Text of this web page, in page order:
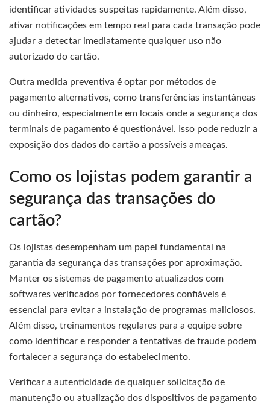
identificar atividades suspeitas rapidamente. Além disso,
ativar notificações em tempo real para cada transação pode
ajudar a detectar imediatamente qualquer uso não
autorizado do cartão.
Outra medida preventiva é optar por métodos de
pagamento alternativos, como transferências instantâneas
ou dinheiro, especialmente em locais onde a segurança dos
terminais de pagamento é questionável. Isso pode reduzir a
exposição dos dados do cartão a possíveis ameaças.
Como os lojistas podem garantir a
segurança das transações do
cartão?
Os lojistas desempenham um papel fundamental na
garantia da segurança das transações por aproximação.
Manter os sistemas de pagamento atualizados com
softwares verificados por fornecedores confiáveis é
essencial para evitar a instalação de programas maliciosos.
Além disso, treinamentos regulares para a equipe sobre
como identificar e responder a tentativas de fraude podem
fortalecer a segurança do estabelecimento.
Verificar a autenticidade de qualquer solicitação de
manutenção ou atualização dos dispositivos de pagamento